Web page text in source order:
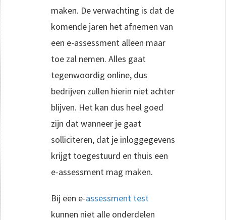
maken. De verwachting is dat de
komende jaren het afnemen van
een e-assessment alleen maar
toe zal nemen. Alles gaat
tegenwoordig online, dus
bedrijven zullen hierin niet achter
blijven. Het kan dus heel goed
zijn dat wanneer je gaat
solliciteren, dat je inloggegevens
krijgt toegestuurd en thuis een
e-assessment mag maken.
Bij een e-assessment test
kunnen niet alle onderdelen